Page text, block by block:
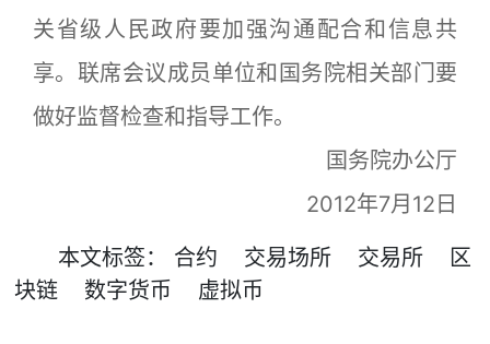
关省级人民政府要加强沟通配合和信息共
享。联席会议成员单位和国务院相关部门要
做好监督检查和指导工作。
国务院办公厅
2012年7月12日
本文标签： 合约 交易场所 交易所
区
块链
数字货币 虚拟币